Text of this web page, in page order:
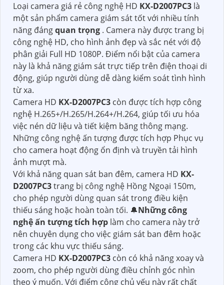
Loại camera giá rẻ công nghệ HD KX-D2007PC3 là
một sản phẩm camera giám sát tốt với nhiều tính
năng đángquan trọng . Camera này được trang bị
công nghệ HD, cho hình ảnh đẹp và sắc nét với độ
phân giải Full HD 1080P. Điểm nổi bật của camera
này là khả năng giám sát trực tiếp trên điện thoại di
động, giúp người dùng dễ dàng kiểm soát tình hình
từ xa.
Camera HD KX-D2007PC3 còn được tích hợp công
nghệ H.265+/H.265/H.264+/H.264, giúp tối ưu hóa
việc nén dữ liệu và tiết kiệm băng thông mạng.
Những công nghệ ấn tượng được tích hợp Phục vụ
cho camera hoạt động ổn định và truyền tải hình
ảnh mượt mà.
Với khả năng quan sát ban đêm, camera HD KX-
D2007PC3trang bị công nghệ Hồng Ngoại 150m,
cho phép người dùng quan sát trong điều kiện
thiếu sáng hoặc hoàn toàn tối. 🔔Những công
nghệ ấn tượng tích hợp làm cho camera này trở
nên chuyên dụng cho việc giám sát ban đêm hoặc
trong các khu vực thiếu sáng.
Camera HD KX-D2007PC3 còn có khả năng xoay và
zoom, cho phép người dùng điều chỉnh góc nhìn
theo ý muốn. Với điểm cộng chủ yếu này rất chất